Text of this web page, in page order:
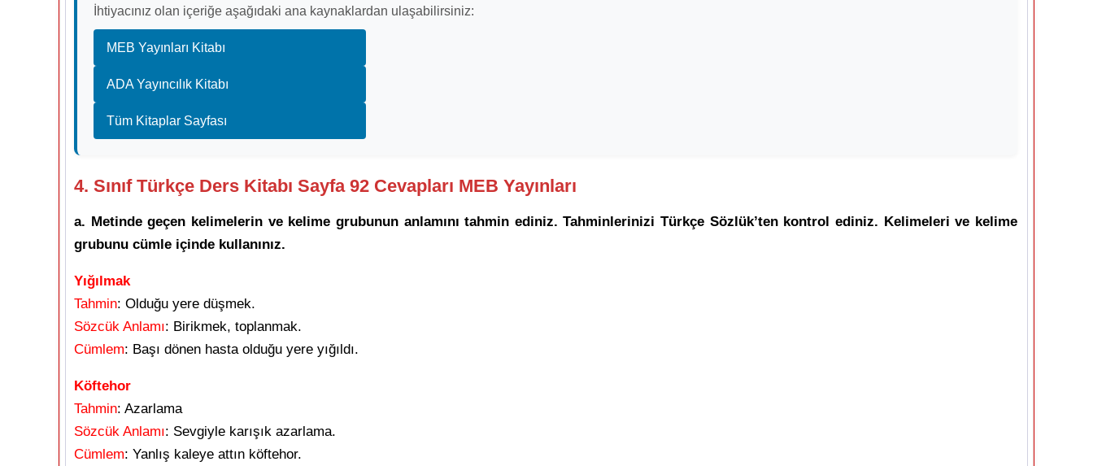
İhtiyacınız olan içeriğe aşağıdaki ana kaynaklardan ulaşabilirsiniz:
MEB Yayınları Kitabı
ADA Yayıncılık Kitabı
Tüm Kitaplar Sayfası
4. Sınıf Türkçe Ders Kitabı Sayfa 92 Cevapları MEB Yayınları
a. Metinde geçen kelimelerin ve kelime grubunun anlamını tahmin ediniz. Tahminlerinizi Türkçe Sözlük’ten kontrol ediniz. Kelimeleri ve kelime
grubunu cümle içinde kullanınız.
Yığılmak
Tahmin: Olduğu yere düşmek.
Sözcük Anlamı: Birikmek, toplanmak.
Cümlem: Başı dönen hasta olduğu yere yığıldı.
Köftehor
Tahmin: Azarlama
Sözcük Anlamı: Sevgiyle karışık azarlama.
Cümlem: Yanlış kaleye attın köftehor.